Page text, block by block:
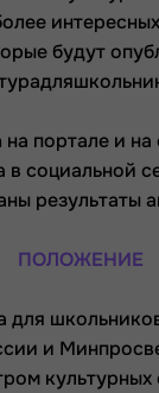
будут
на портале и
в социальной
результаты
ПОЛОЖЕНИЕ
для
и
культурных